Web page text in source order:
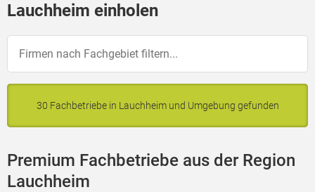
Lauchheim einholen
30 Fachbetriebe in Lauchheim und Umgebung gefunden
Premium Fachbetriebe aus der Region
Lauchheim